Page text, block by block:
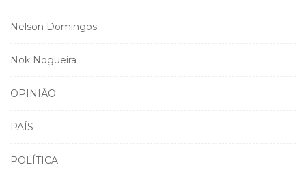
Nelson Domingos
Nok Nogueira
OPINIÃO
PAÍS
POLÍTICA